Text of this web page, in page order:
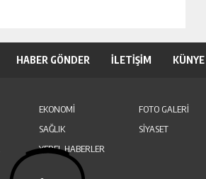
HABER GÖNDER İLETİŞİM KÜNYE
EKONOMİ FOTO GALERİ
SAĞLIK SİYASET
YEREL HABERLER